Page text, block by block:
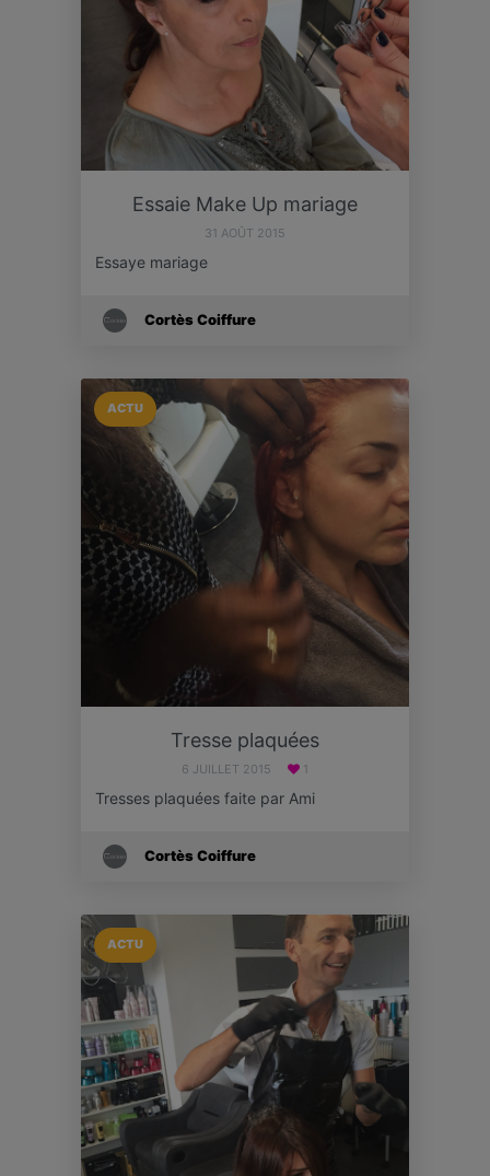
Essaie Make Up mariage
31 AOÛT 2015
Essaye mariage
Cortès Coiffure
ACTU
Tresse plaquées
6 JUILLET 2015 1
Tresses plaquées faite par Ami
Cortès Coiffure
ACTU